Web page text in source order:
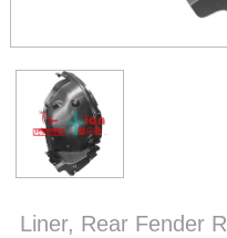
Liner, Rear Fender R